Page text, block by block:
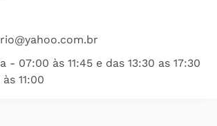
- 07:00 às 11:45 e das 13:30 as 17:30
11:00